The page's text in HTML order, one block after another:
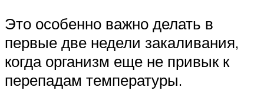
Это особенно важно делать в
первые две недели закаливания,
когда организм еще не привык к
перепадам температуры.